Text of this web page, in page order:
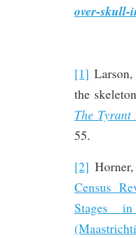
over-skull-
[1]
the
The
55.
[2]
Census
Stages